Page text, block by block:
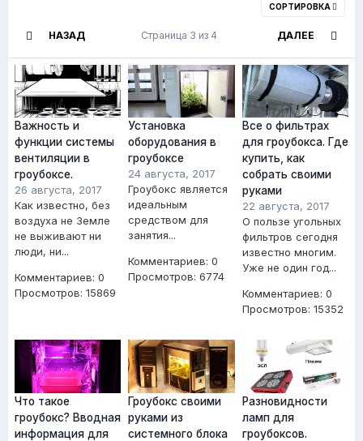
СОРТИРОВКА
НАЗАД ДАЛЕЕ
Страница 3 из 4
Важность и
функции системы
вентиляции в
гроубоксе.
26 августа, 2017
Как известно, без
воздуха не Земле
не выживают ни
люди, ни...
Комментариев: 0
Просмотров: 15869
Установка
оборудования в
гроубоксе
24 августа, 2017
Гроубокс является
идеальным
средством для
занятия...
Комментариев: 0
Просмотров: 6774
Все о фильтрах
для гроубокса. Где
купить, как
собрать своими
руками
22 августа, 2017
О пользе угольных
фильтров сегодня
известно многим.
Уже не один год...
Комментариев: 0
Просмотров: 15352
Что такое
гроубокс? Вводная
информация для
Гроубокс своими
руками из
системного блока
Разновидности
ламп для
гроубоксов.